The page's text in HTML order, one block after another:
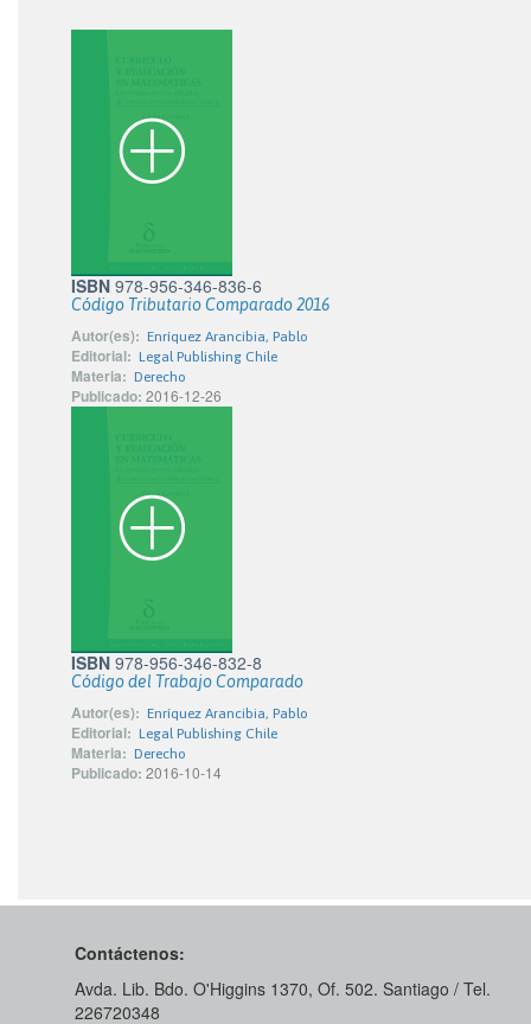
ISBN 978-956-346-836-6
Código Tributario Comparado 2016
Autor(es): Enríquez Arancibia, Pablo
Editorial: Legal Publishing Chile
Materia: Derecho
Publicado: 2016-12-26
ISBN 978-956-346-832-8
Código del Trabajo Comparado
Autor(es): Enríquez Arancibia, Pablo
Editorial: Legal Publishing Chile
Materia: Derecho
Publicado: 2016-10-14
Contáctenos:
Avda. Lib. Bdo. O'Higgins 1370, Of. 502. Santiago / Tel.
226720348